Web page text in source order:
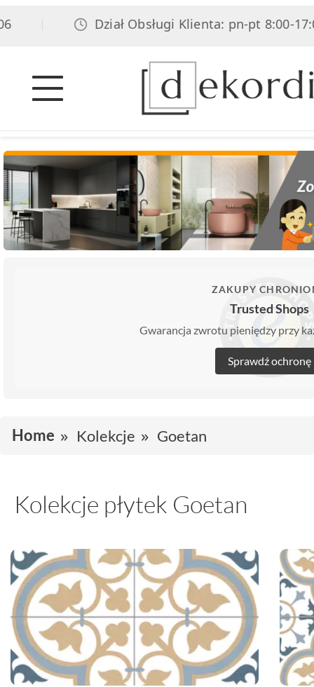
Dział Obsługi Klienta: pn-pt 8:00-
ZAKUPY
Trusted Shops
Gwarancja zwrotu pieniędzy przy
Sprawdź ochronę
Home Kolekcje Goetan
Kolekcje płytek Goetan